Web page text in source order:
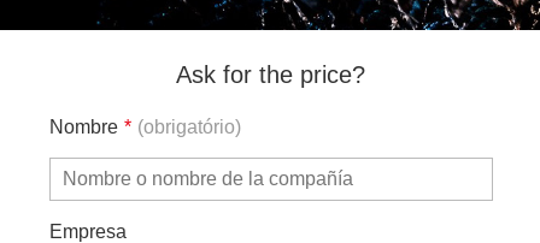
Ask for the price?
Nombre * (obrigatório)
Empresa